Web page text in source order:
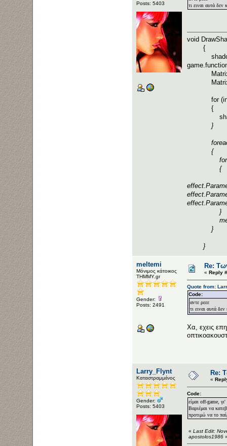
Posts: 5403
τι ειναι αυτά
void
{
shadow =
Matrix[]
Matrix[]
for (int i =
{
}
foreach
{
foreach
{
}
}
}
meltemi
Μόνιμος κάτοικος
ΤΗΜΜΥ.gr
Gender:
Posts: 2491
Re:
« Reply
Quote from:
Code:
αντε ρεεε
τι ειναι αυτά
Χα, εχεις
Larry_Flynt
Καταστραμμένος
Gender:
Posts: 5403
Re:
«
Code:
είμαι off-game,
Βαριέμαι να
προτιμώ να το
« Last Edit:
apostolos1986